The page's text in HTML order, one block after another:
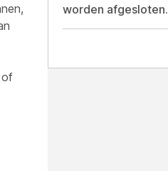
of
worden afgesloten.